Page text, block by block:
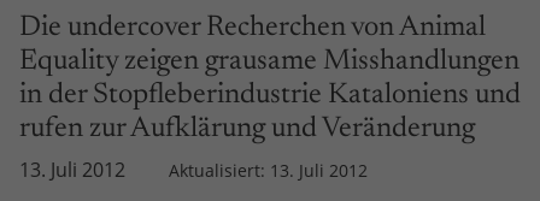
Die undercover Recherchen von Animal
Equality zeigen grausame Misshandlungen
in der Stopfleberindustrie Kataloniens und
rufen zur Aufklärung und Veränderung
13. Juli 2012 Aktualisiert: 13. Juli 2012